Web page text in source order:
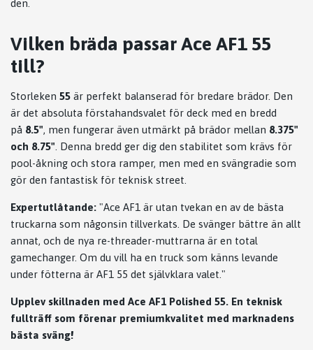
den.
Vilken bräda passar Ace AF1 55
till?
Storleken 55 är perfekt balanserad för bredare brädor. Den
är det absoluta förstahandsvalet för deck med en bredd
på 8.5", men fungerar även utmärkt på brädor mellan 8.375"
och 8.75" . Denna bredd ger dig den stabilitet som krävs för
pool-åkning och stora ramper, men med en svängradie som
gör den fantastisk för teknisk street.
Expertutlåtande: "Ace AF1 är utan tvekan en av de bästa
truckarna som någonsin tillverkats. De svänger bättre än allt
annat, och de nya re-threader-muttrarna är en total
gamechanger. Om du vill ha en truck som känns levande
under fötterna är AF1 55 det självklara valet."
Upplev skillnaden med Ace AF1 Polished 55. En teknisk
fullträff som förenar premiumkvalitet med marknadens
bästa sväng!